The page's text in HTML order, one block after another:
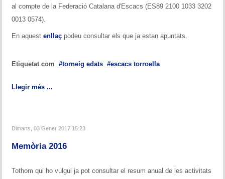
al compte de la Federació Catalana d'Escacs (ES89 2100 1033 3202
0013 0574).
En aquest enllaç podeu consultar els que ja estan apuntats.
Etiquetat com torneig edats escacs torroella
Llegir més ...
Dimarts, 03 Gener 2017 15:23
Memòria 2016
Tothom qui ho vulgui ja pot consultar el resum anual de les activitats